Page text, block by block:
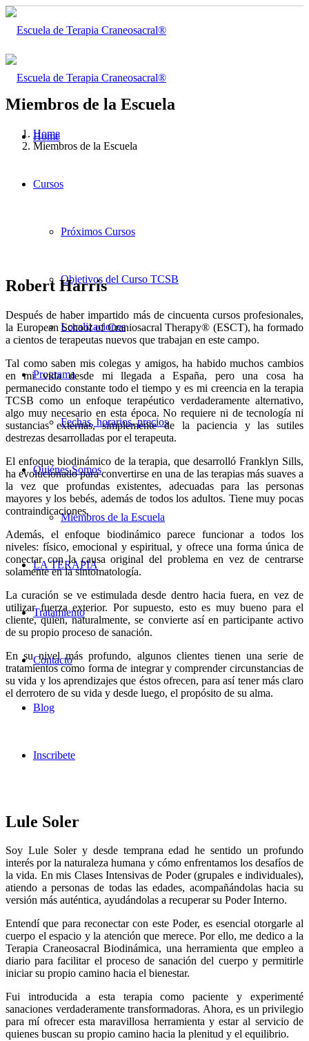
Home
Cursos
Próximos Cursos
Objetivos del Curso TCSB
Localizaciones
Programa
Fechas, horarios, precios
Quiénes Somos
Miembros de la Escuela
LA TERAPIA
Tratamiento
Contacto
Blog
Inscribete
Miembros de la Escuela
Home
Miembros de la Escuela
Robert Harris
Después de haber impartido más de cincuenta cursos profesionales,
la European School of Craniosacral Therapy® (ESCT), ha formado
a cientos de terapeutas nuevos que trabajan en este campo.
Tal como saben mis colegas y amigos, ha habido muchos cambios
en mi vida desde mi llegada a España, pero una cosa ha
permanecido constante todo el tiempo y es mi creencia en la terapia
TCSB como un enfoque terapéutico verdaderamente alternativo,
algo muy necesario en esta época. No requiere ni de tecnología ni
sustancias externas, simplemente de la paciencia y las sutiles
destrezas desarrolladas por el terapeuta.
El enfoque biodinámico de la terapia, que desarrolló Franklyn Sills,
ha evolucionado para convertirse en una de las terapias más suaves a
la vez que profundas existentes, adecuadas para las personas
mayores y los bebés, además de todos los adultos. Tiene muy pocas
contraindicaciones.
Además, el enfoque biodinámico parece funcionar a todos los
niveles: físico, emocional y espiritual, y ofrece una forma única de
conectar con la causa original del problema en vez de centrarse
solamente en la sintomatología.
La curación se ve estimulada desde dentro hacia fuera, en vez de
utilizar fuerza exterior. Por supuesto, esto es muy bueno para el
cliente, quien, naturalmente, se convierte así en participante activo
de su propio proceso de sanación.
En su nivel más profundo, algunos clientes tienen una serie de
tratamientos como forma de integrar y comprender circunstancias de
su vida y los aprendizajes que éstos ofrecen, para así tener más claro
el derrotero de su vida y desde luego, el propósito de su alma.
Lule Soler
Soy Lule Soler y desde temprana edad he sentido un profundo
interés por la naturaleza humana y cómo enfrentamos los desafíos de
la vida. En mis Clases Intensivas de Poder (grupales e individuales),
atiendo a personas de todas las edades, acompañándolas hacia su
versión más auténtica, ayudándolas a recuperar su Poder Interno.
Entendí que para reconectar con este Poder, es esencial otorgarle al
cuerpo el espacio y la atención que merece. Por ello, me dedico a la
Terapia Craneosacral Biodinámica, una herramienta que empleo a
diario para facilitar el proceso de sanación del cuerpo y permitirle
iniciar su propio camino hacia el bienestar.
Fui introducida a esta terapia como paciente y experimenté
sanaciones verdaderamente transformadoras. Ahora, es un privilegio
para mí ofrecer esta maravillosa herramienta y estar al servicio de
quienes buscan su propio camino hacia la plenitud y el equilibrio.